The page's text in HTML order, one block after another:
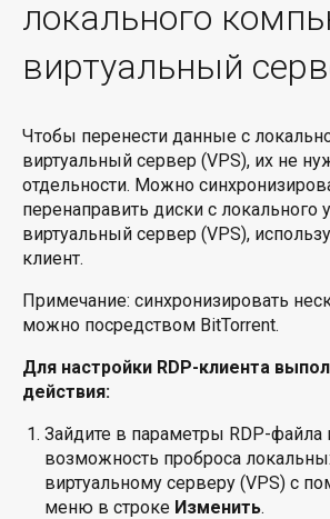
локального
виртуальный
Чтобы перенести данные с
виртуальный сервер (VPS), их не
отдельности. Можно
перенаправить диски с локального
виртуальный сервер (VPS),
клиент.
Примечание: синхронизировать
можно посредством BitTorrent.
Для настройки RDP-клиента
действия:
Зайдите в параметры RDP-файла
возможность проброса
виртуальному серверу (VPS) с
меню в строке Изменить.